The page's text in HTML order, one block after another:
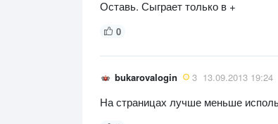
Оставь. Сыграет только в +
0
bukarovalogin 3 13.09.2013 19:24
На страницах лучше меньше